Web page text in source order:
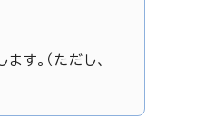
す。（ただし、